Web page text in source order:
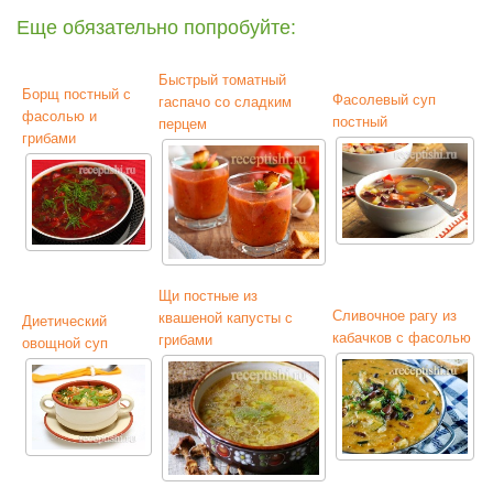
Еще обязательно попробуйте:
Борщ постный с
фасолью и
грибами
Быстрый томатный
гаспачо со сладким
перцем
Фасолевый суп
постный
Диетический
овощной суп
Щи постные из
квашеной капусты с
грибами
Сливочное рагу из
кабачков с фасолью